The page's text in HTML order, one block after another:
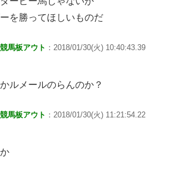
を勝ってほしいものだ
馬板アウト ：2018/01/30(火) 10:40:43.39
ルメールのらんのか？
馬板アウト ：2018/01/30(火) 11:21:54.22